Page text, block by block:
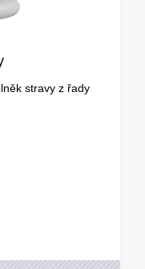
stravy z řady